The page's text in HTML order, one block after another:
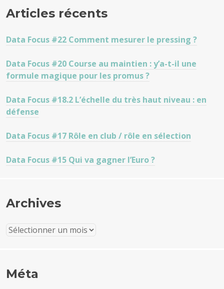
Articles récents
Data Focus #22 Comment mesurer le pressing ?
Data Focus #20 Course au maintien : y’a-t-il une
formule magique pour les promus ?
Data Focus #18.2 L’échelle du très haut niveau : en
défense
Data Focus #17 Rôle en club / rôle en sélection
Data Focus #15 Qui va gagner l’Euro ?
Archives
Archives
Méta